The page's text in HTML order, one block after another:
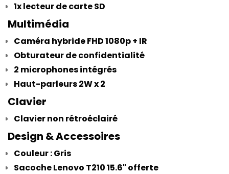
1x lecteur de carte SD
Multimédia
Caméra hybride FHD 1080p + IR
Obturateur de confidentialité
2 microphones intégrés
Haut-parleurs 2W x 2
Clavier
Clavier non rétroéclairé
Design & Accessoires
Couleur : Gris
Sacoche Lenovo T210 15.6" offerte